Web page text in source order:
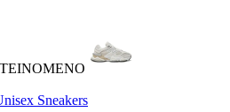
Sneakers